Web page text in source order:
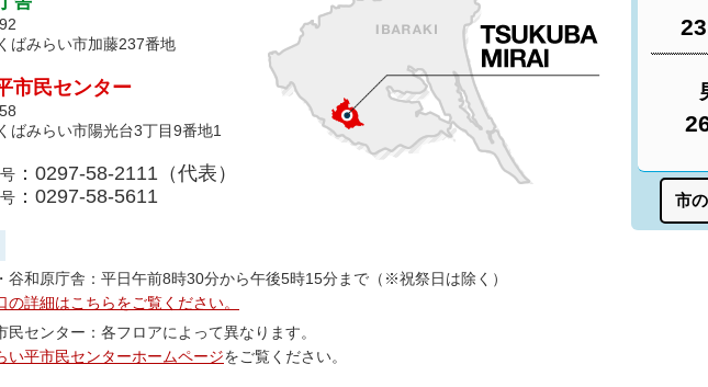
ばみらい市加藤237番地
市民センター
ばみらい市陽光台3丁目9番地1
：0297-58-2111（代表）
：0297-58-5611
谷和原庁舎：平日午前8時30分から午後5時15分まで（※祝祭日は除く）
詳細はこちらをご覧ください。
民センター：各フロアによって異なります。
い平市民センターホームページをご覧ください。